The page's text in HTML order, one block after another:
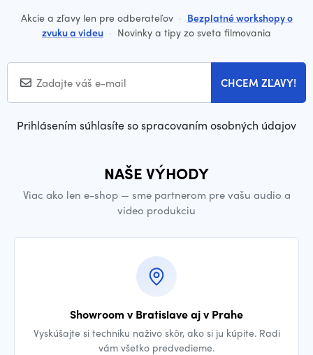
Akcie a zľavy len pre odberateľov · Bezplatné workshopy o
zvuku a videu · Novinky a tipy zo sveta filmovania
CHCEM ZĽAVY!
Prihlásením súhlasíte so spracovaním osobných údajov
NAŠE VÝHODY
Viac ako len e-shop — sme partnerom pre vašu audio a
video produkciu
Showroom v Bratislave aj v Prahe
Vyskúšajte si techniku naživo skôr, ako si ju kúpite. Radi
vám všetko predvedieme.